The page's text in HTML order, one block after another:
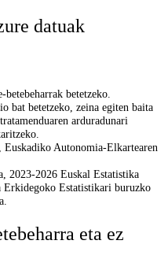
datuak
betetzeko.
bat betetzeko, zeina egiten baita
arduradunari
Autonomia-Elkartearen
2023-2026 Euskal Estatistika
Erkidegoko Estatistikari buruzko
eta ez